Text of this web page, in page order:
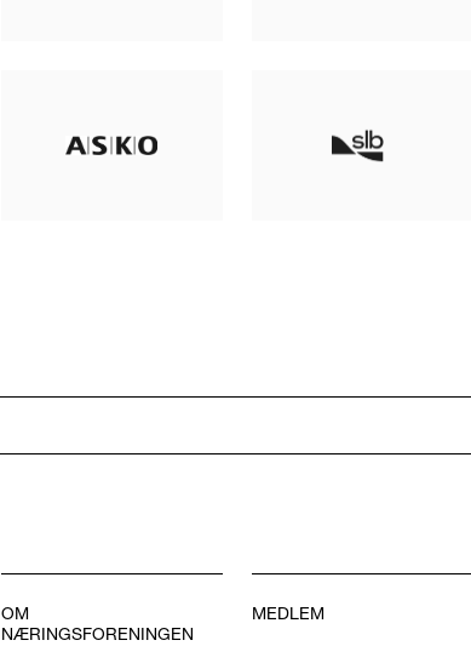
OM
NÆRINGSFORENINGEN
MEDLEM